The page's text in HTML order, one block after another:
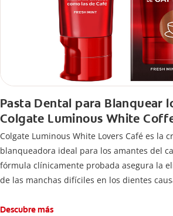
Pasta Dental para Blanquear
Colgate Luminous White
Colgate Luminous White Lovers Café es la crema de
blanqueadora ideal para los amantes del
fórmula clínicamente probada asegura la
de las manchas difíciles en los dientes
Descubre más